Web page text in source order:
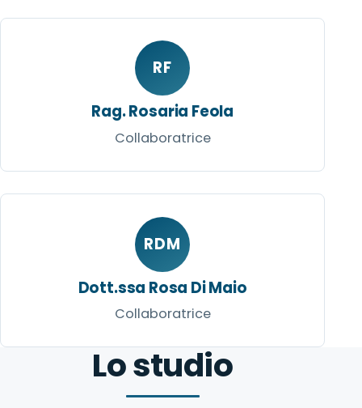
RF
Rag. Rosaria Feola
Collaboratrice
RDM
Dott.ssa Rosa Di Maio
Collaboratrice
Lo studio